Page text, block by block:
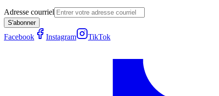
Adresse courriel
S'abonner
Facebook Instagram TikTok